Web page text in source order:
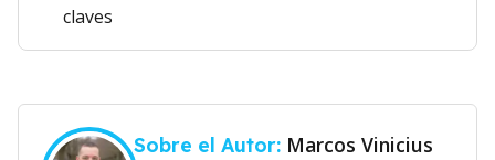
claves
Sobre el Autor: Marcos Vinicius